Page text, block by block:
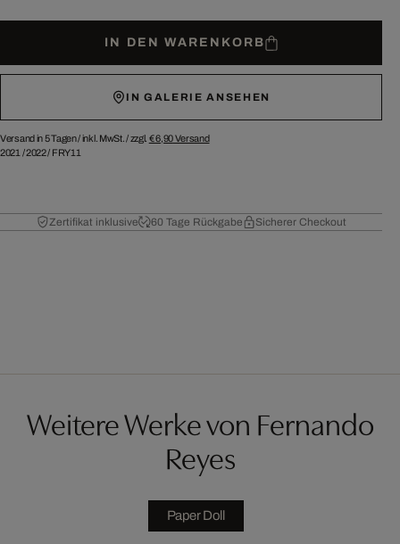
IN DEN WARENKORB
IN GALERIE ANSEHEN
Versand in 5 Tagen /inkl. MwSt. / zzgl. € 6,90Versand
2021 /2022/ FRY11
Zertifikat inklusive 60 Tage Rückgabe Sicherer Checkout
Weitere Werke von Fernando
Reyes
Paper Doll